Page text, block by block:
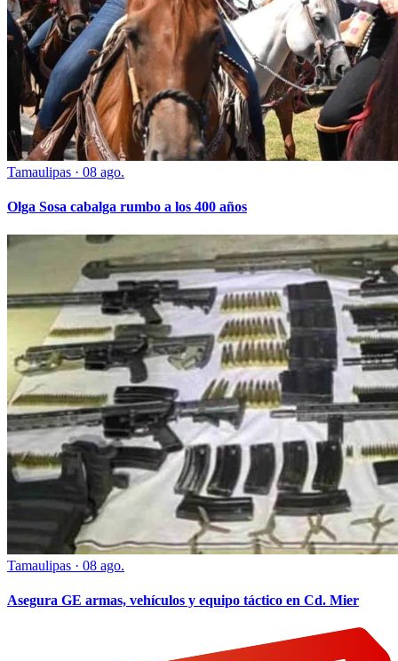
Tamaulipas · 08 ago.
Olga Sosa cabalga rumbo a los 400 años
Tamaulipas · 08 ago.
Asegura GE armas, vehículos y equipo táctico en Cd. Mier